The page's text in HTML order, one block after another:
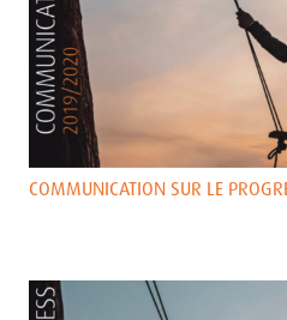
COMMUNICATION SUR LE